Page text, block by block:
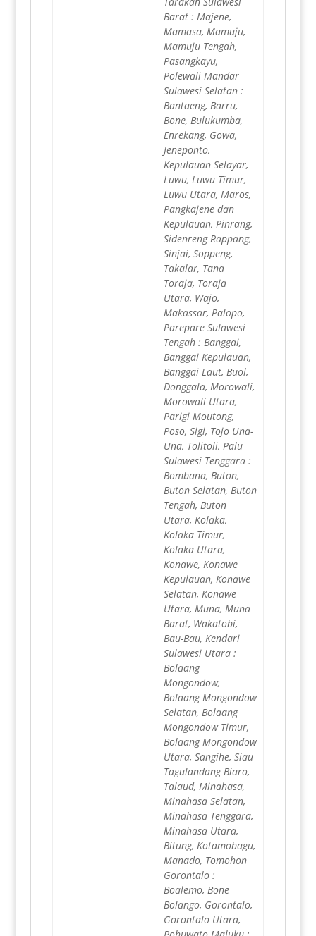
Barat : Majene,
Mamasa, Mamuju,
Mamuju Tengah,
Pasangkayu,
Polewali Mandar
Sulawesi Selatan :
Bantaeng, Barru,
Bone, Bulukumba,
Enrekang, Gowa,
Jeneponto,
Kepulauan Selayar,
Luwu, Luwu Timur,
Luwu Utara, Maros,
Pangkajene dan
Kepulauan, Pinrang,
Sidenreng Rappang,
Sinjai, Soppeng,
Takalar, Tana
Toraja, Toraja
Utara, Wajo,
Makassar, Palopo,
Parepare Sulawesi
Tengah : Banggai,
Banggai Kepulauan,
Banggai Laut, Buol,
Donggala, Morowali,
Morowali Utara,
Parigi Moutong,
Poso, Sigi, Tojo Una-
Una, Tolitoli, Palu
Sulawesi Tenggara :
Bombana, Buton,
Buton Selatan, Buton
Tengah, Buton
Utara, Kolaka,
Kolaka Timur,
Kolaka Utara,
Konawe, Konawe
Kepulauan, Konawe
Selatan, Konawe
Utara, Muna, Muna
Barat, Wakatobi,
Bau-Bau, Kendari
Sulawesi Utara :
Bolaang
Mongondow,
Bolaang Mongondow
Selatan, Bolaang
Mongondow Timur,
Bolaang Mongondow
Utara, Sangihe, Siau
Tagulandang Biaro,
Talaud, Minahasa,
Minahasa Selatan,
Minahasa Tenggara,
Minahasa Utara,
Bitung, Kotamobagu,
Manado, Tomohon
Gorontalo :
Boalemo, Bone
Bolango, Gorontalo,
Gorontalo Utara,